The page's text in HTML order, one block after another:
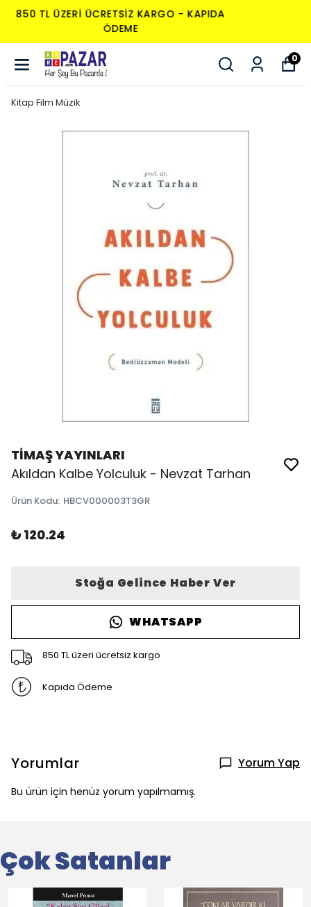
850 TL ÜZERI ÜCRETSIZ KARGO - KAPIDA
0
Kitap Film Müzik
TİMAŞ YAYINLARI
Akıldan Kalbe Yolculuk - Nevzat Tarhan
Ürün Kodu: HBCV000003T3GR
₺ 120.24
Stoğa Gelince Haber Ver
WHATSAPP
850 TL üzeri ücretsiz kargo
Kapıda Ödeme
Yorumlar Yorum Yap
Bu ürün için henüz yorum yapılmamış.
Çok Satanlar